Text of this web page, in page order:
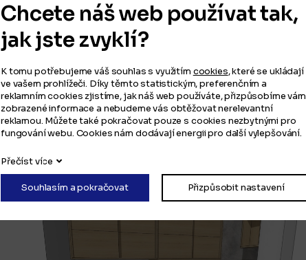
I barový pult se dá zakomponovat do kuchyně v paneláku.
Chcete náš web používat tak,
jak jste zvyklí?
K tomu potřebujeme váš souhlas s využitím cookies, které se ukládají
ve vašem prohlížeči. Díky těmto statistickým, preferenčním a
reklamním cookies zjistíme, jak náš web používáte, přizpůsobíme vám
zobrazené informace a nebudeme vás obtěžovat nerelevantní
reklamou. Můžete také pokračovat pouze s cookies nezbytnými pro
fungování webu. Cookies nám dodávají energii pro další vylepšování.
Přečíst více
Souhlasím a pokračovat Přizpůsobit nastavení